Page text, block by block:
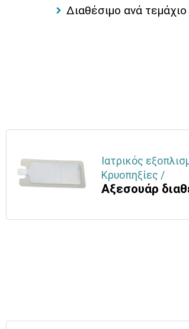
Διαθέσιμο ανά τεμάχιο
Ιατρικός
Κρυοπηξίες /
Αξεσουάρ